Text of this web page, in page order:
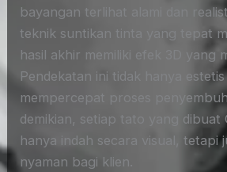
bayangan terlihat alami dan
teknik suntikan tinta yang tepat
hasil akhir memiliki efek 3D yang
Pendekatan ini tidak hanya
mempercepat proses
demikian, setiap tato yang dibuat
hanya indah secara visual, tetapi
nyaman bagi klien.